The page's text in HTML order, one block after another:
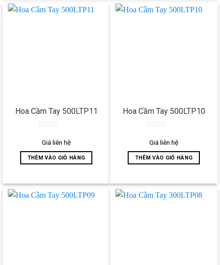
Hoa Cầm Tay 500LTP11
out
5
Giá liên hệ
THÊM VÀO GIỎ HÀNG
Hoa Cầm Tay 500LTP10
out
5
Giá liên hệ
THÊM VÀO GIỎ HÀNG